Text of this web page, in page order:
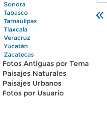
Sonora
Tabasco
Tamaulipas
Tlaxcala
Veracruz
Yucatán
Zacatecas
Fotos Antiguas por Tema
Paisajes Naturales
Paisajes Urbanos
Fotos por Usuario